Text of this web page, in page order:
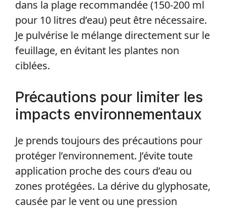
dans la plage recommandée (150-200 ml
pour 10 litres d’eau) peut être nécessaire.
Je pulvérise le mélange directement sur le
feuillage, en évitant les plantes non
ciblées.
Précautions pour limiter les
impacts environnementaux
Je prends toujours des précautions pour
protéger l’environnement. J’évite toute
application proche des cours d’eau ou
zones protégées. La dérive du glyphosate,
causée par le vent ou une pression